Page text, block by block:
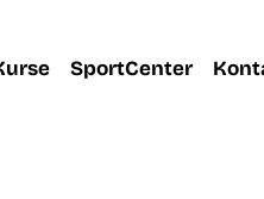
SportCenter